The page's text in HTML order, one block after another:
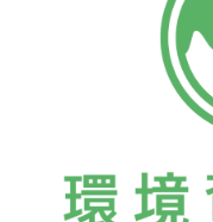
（Radio New
經在災害應變部門30
瓜婁發市中心的木造
分，都在吉塔前一晚
被吹斷的電線桿與樹